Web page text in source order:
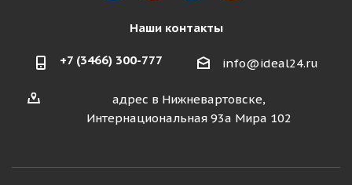
Наши контакты
+7 (3466) 300-777 info@ideal24.ru
адрес в Нижневартовске,
Интернациональная 93а Мира 102